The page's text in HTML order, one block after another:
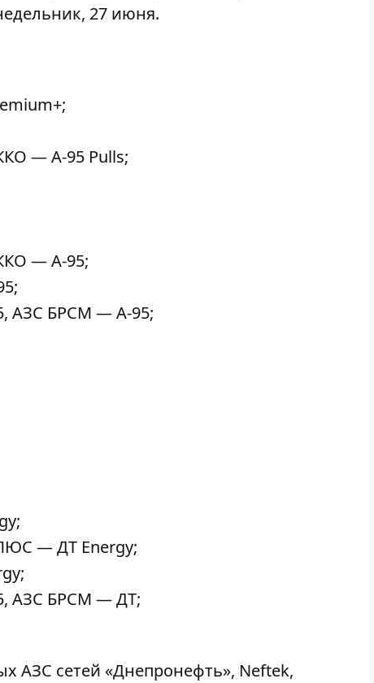
27 июня.
— A-95 Pulls;
— A-95;
АЗС БРСМ — A-95;
— ДТ Energy;
АЗС БРСМ — ДТ;
АЗС сетей «Днепронефть», Neftek,